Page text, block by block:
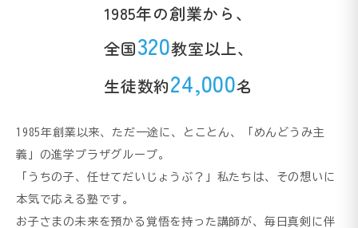
1985年の創業から、
全国320教室以上、
生徒数約24,000名
1985年創業以来、ただ一途に、とことん、「めんどうみ主
義」の進学プラザグループ。
「うちの子、任せてだいじょうぶ？」私たちは、その想いに
本気で応える塾です。
お子さまの未来を預かる覚悟を持った講師が、毎日真剣に伴